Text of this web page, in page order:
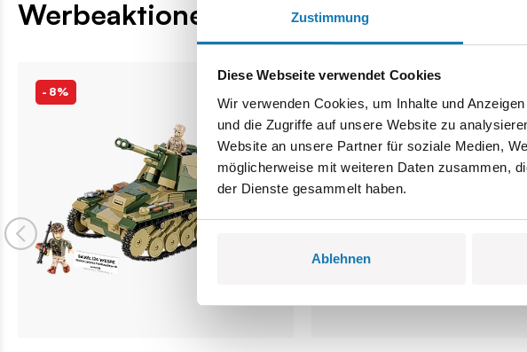
Zustimmung
Diese Webseite verwendet Cookies
Wir verwenden Cookies, um Inhalte und
und die Zugriffe auf unsere Website zu
Website an unsere Partner für soziale Medien,
möglicherweise mit weiteren Daten zusammen,
der Dienste gesammelt haben.
Ablehnen
Werbeaktionen
-8%